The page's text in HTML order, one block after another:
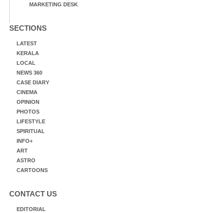
MARKETING DESK
SECTIONS
LATEST
KERALA
LOCAL
NEWS 360
CASE DIARY
CINEMA
OPINION
PHOTOS
LIFESTYLE
SPIRITUAL
INFO+
ART
ASTRO
CARTOONS
CONTACT US
EDITORIAL